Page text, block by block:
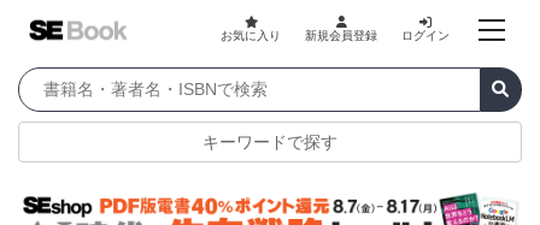
お気に入り 新規会員登録 ログイン
キーワードで探す